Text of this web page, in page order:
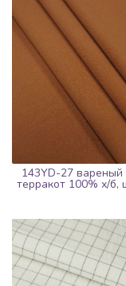
143YD-27 вареный
терракот 100% х/б,